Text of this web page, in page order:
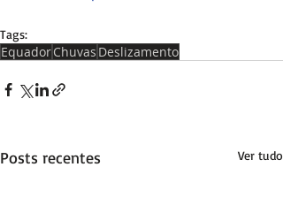
Tags:
EquadorChuvas Deslizamento
Posts recentes Ver tudo